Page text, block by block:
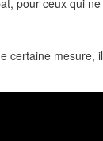
pour ceux qui
certaine mesure,